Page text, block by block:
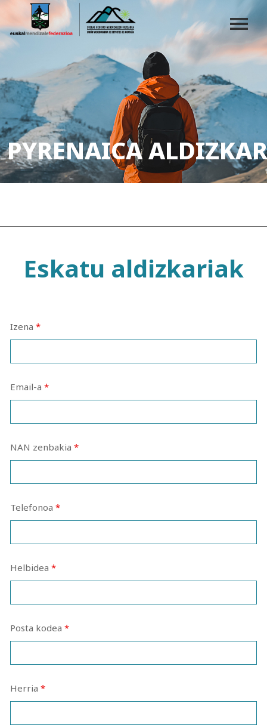
PYRENAICA
Eskatu aldizkariak
Izena *
Email-a *
NAN zenbakia *
Telefonoa *
Helbidea *
Posta kodea *
Herria *